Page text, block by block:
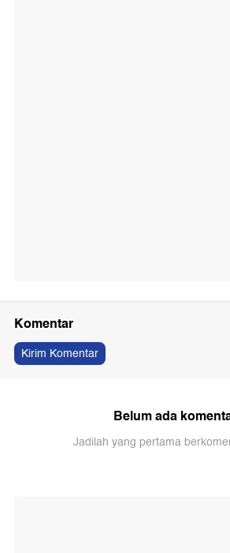
Komentar
Kirim Komentar
Belum ada
Jadilah yang pertama